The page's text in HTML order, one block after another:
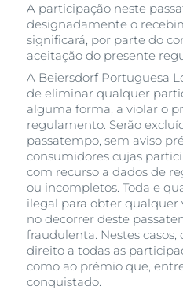
A participação neste
designadamente o
significará, por parte do
aceitação do presente
A Beiersdorf Portuguesa
de eliminar qualquer
alguma forma, a violar o
regulamento. Serão
passatempo, sem aviso
consumidores cujas
com recurso a dados de
ou incompletos. Toda e
ilegal para obter
no decorrer deste
fraudulenta. Nestes
direito a todas as
como ao prémio que,
conquistado.